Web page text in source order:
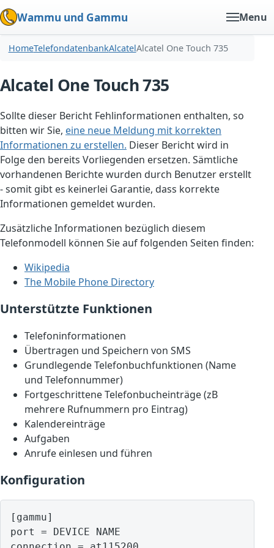
Wammu und Gammu Menu
HomeTelefondatenbankAlcatelAlcatel One Touch 735
Alcatel One Touch 735
Sollte dieser Bericht Fehlinformationen enthalten, so
bitten wir Sie, eine neue Meldung mit korrekten
Informationen zu erstellen. Dieser Bericht wird in
Folge den bereits Vorliegenden ersetzen. Sämtliche
vorhandenen Berichte wurden durch Benutzer erstellt
- somit gibt es keinerlei Garantie, dass korrekte
Informationen gemeldet wurden.
Zusätzliche Informationen bezüglich diesem
Telefonmodell können Sie auf folgenden Seiten finden:
Wikipedia
The Mobile Phone Directory
Unterstützte Funktionen
Telefoninformationen
Übertragen und Speichern von SMS
Grundlegende Telefonbuchfunktionen (Name
und Telefonnummer)
Fortgeschrittene Telefonbucheinträge (zB
mehrere Rufnummern pro Eintrag)
Kalendereinträge
Aufgaben
Anrufe einlesen und führen
Konfiguration
[gammu]
port = DEVICE NAME